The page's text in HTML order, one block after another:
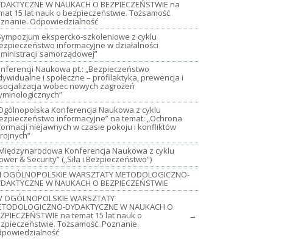
W NAUKACH O BEZPIECZEŃSTWIE na
15 lat nauk o bezpieczeństwie. Tożsamość.
Odpowiedzialność
ekspercko-szkoleniowe z cyklu
informacyjne w działalności
samorządowej”
Naukowa pt.: „Bezpieczeństwo
i społeczne – profilaktyka, prewencja i
wobec nowych zagrożeń
Konferencja Naukowa z cyklu
informacyjne” na temat: „Ochrona
niejawnych w czasie pokoju i konfliktów
Konferencja Naukowa z cyklu
& Security” („Siła i Bezpieczeństwo”)
OGÓLNOPOLSKIE WARSZTATY METODOLOGICZNO-
W NAUKACH O BEZPIECZEŃSTWIE
OGÓLNOPOLSKIE WARSZTATY
DYDAKTYCZNE W NAUKACH O
na temat 15 lat nauk o
Tożsamość. Poznanie.
→